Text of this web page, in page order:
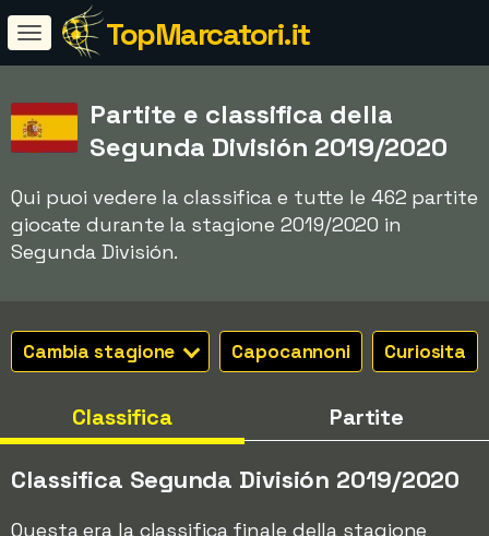
TopMarcatori.it
Partite e classifica della
Segunda División 2019/2020
Qui puoi vedere la classifica e tutte le 462 partite
giocate durante la stagione 2019/2020 in
Segunda División.
Cambia stagione Capocannoni Curiosita
Classifica Partite
Classifica Segunda División 2019/2020
Questa era la classifica finale della stagione